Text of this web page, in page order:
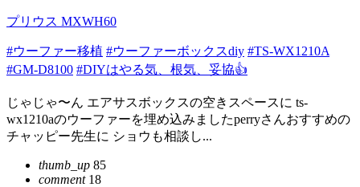
プリウス MXWH60
#ウーファー移植 #ウーファーボックスdiy #TS-WX1210A
#GM-D8100 #DIYはやる気、根気、妥協👍
じゃじゃ〜ん エアサスボックスの空きスペースに ts-
wx1210aのウーファーを埋め込みましたperryさんおすすめの
チャッピー先生に ショウも相談し...
thumb_up 85
comment18